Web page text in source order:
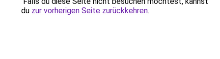
du zur vorherigen Seite zurückkehren.